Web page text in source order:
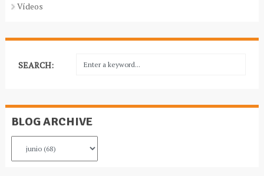
Vídeos
SEARCH:
BLOG ARCHIVE